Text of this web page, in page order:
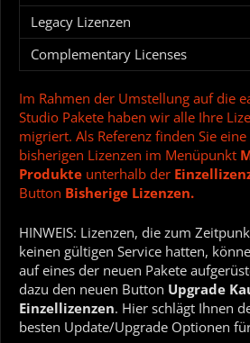
Legacy Lizenzen
Complementary Licenses
Im Rahmen der Umstellung auf die
Studio Pakete haben wir alle Ihre
migriert. Als Referenz finden Sie
bisherigen Lizenzen im Menüpunkt
Produkte unterhalb der
Button Bisherige Lizenzen.
HINWEIS: Lizenzen, die zum
keinen gültigen Service hatten,
auf eines der neuen Pakete
dazu den neuen Button Upgrade
Einzellizenzen. Hier schlägt Ihnen
besten Update/Upgrade Optionen